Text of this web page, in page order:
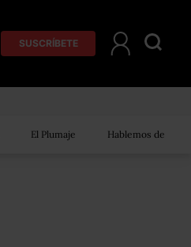
SUSCRÍBETE
El Plumaje Hablemos de